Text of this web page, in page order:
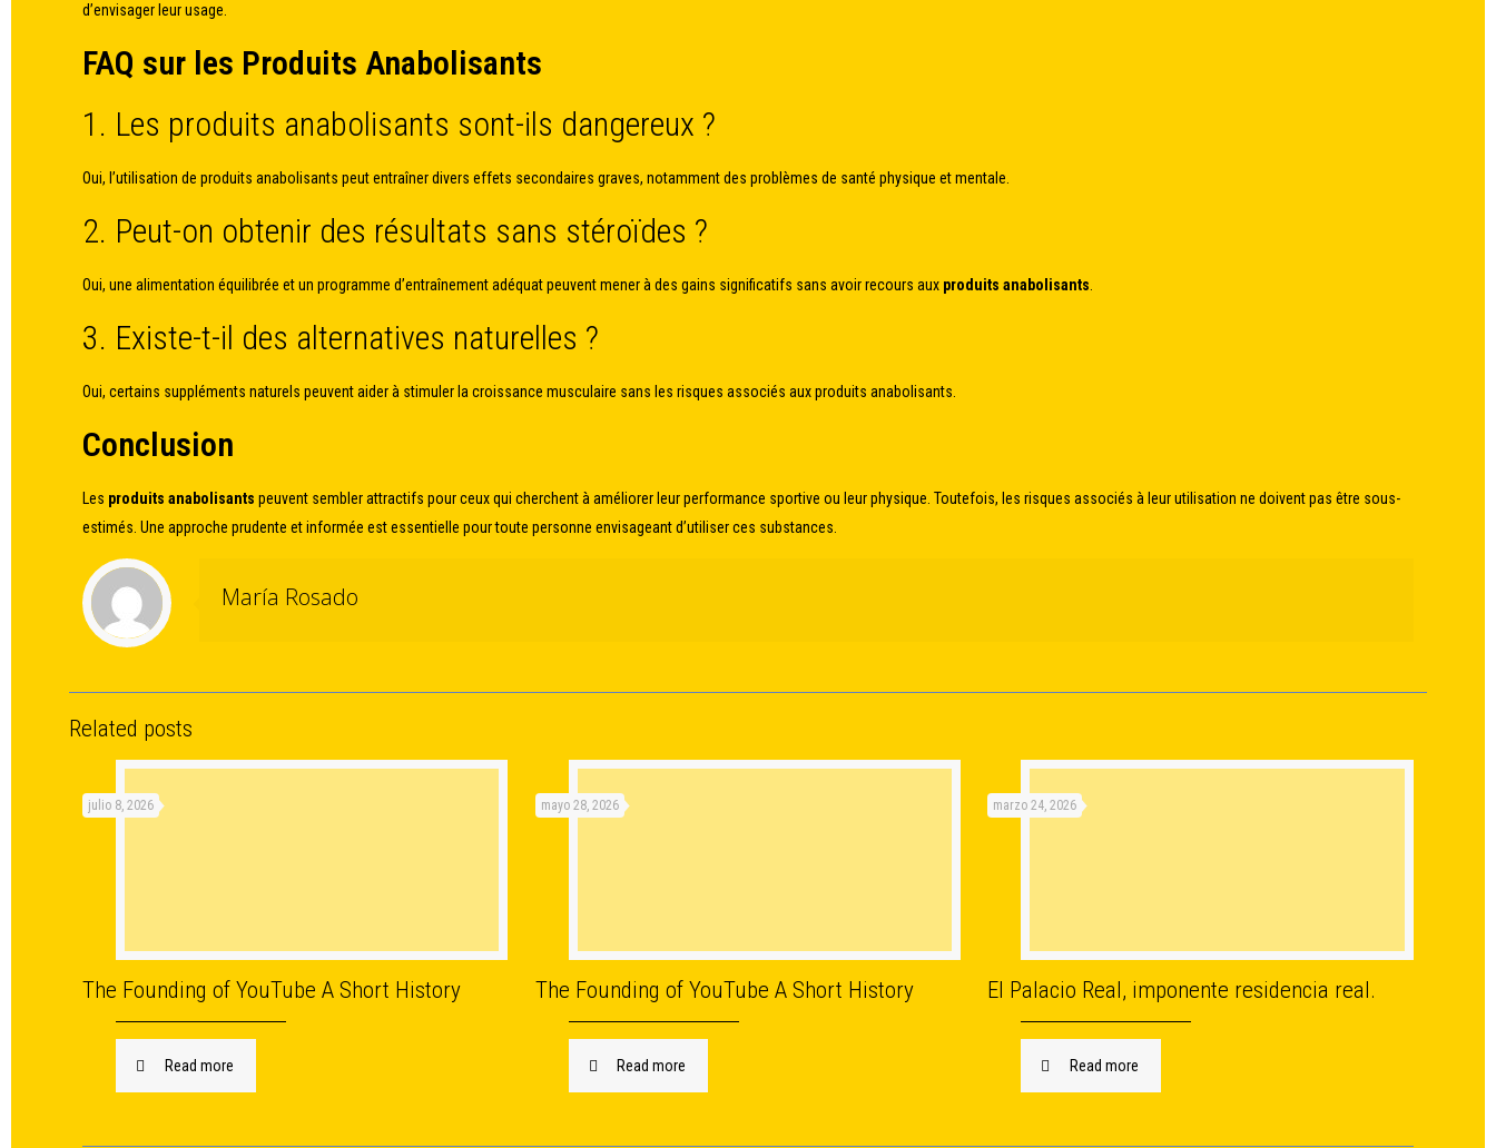
d’envisager leur usage.
FAQ sur les Produits Anabolisants
1. Les produits anabolisants sont-ils dangereux ?
Oui, l’utilisation de produits anabolisants peut entraîner divers effets secondaires graves, notamment des problèmes de santé physique et mentale.
2. Peut-on obtenir des résultats sans stéroïdes ?
Oui, une alimentation équilibrée et un programme d’entraînement adéquat peuvent mener à des gains significatifs sans avoir recours aux produits anabolisants
3. Existe-t-il des alternatives naturelles ?
Oui, certains suppléments naturels peuvent aider à stimuler la croissance musculaire sans les risques associés aux produits anabolisants.
Conclusion
Les produits anabolisants peuvent sembler attractifs pour ceux qui cherchent à améliorer leur performance sportive ou leur physique. Toutefois, les risques associés à leur utilisation ne doivent pas être sous-
estimés. Une approche prudente et informée est essentielle pour toute personne envisageant d’utiliser ces substances.
María Rosado
Related posts
julio 8, 2026
The Founding of YouTube A Short History
Read more
mayo 28, 2026
The Founding of YouTube A Short History
Read more
marzo 24, 2026
El Palacio Real, imponente residencia real.
Read more